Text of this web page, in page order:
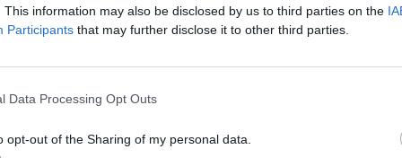
This information may also be disclosed by us to third parties on the
Participants that may further disclose it to other third parties.
Data Processing Opt Outs
opt-out of the Sharing of my personal data.